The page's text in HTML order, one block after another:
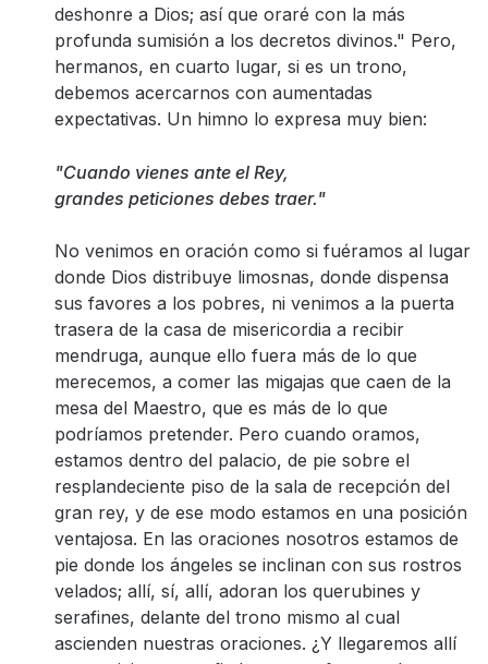
deshonre a Dios; así que oraré con la más
profunda sumisión a los decretos divinos." Pero,
hermanos, en cuarto lugar, si es un trono,
debemos acercarnos con aumentadas
expectativas. Un himno lo expresa muy bien:
"Cuando vienes ante el Rey,
grandes peticiones debes traer."
No venimos en oración como si fuéramos al lugar
donde Dios distribuye limosnas, donde dispensa
sus favores a los pobres, ni venimos a la puerta
trasera de la casa de misericordia a recibir
mendruga, aunque ello fuera más de lo que
merecemos, a comer las migajas que caen de la
mesa del Maestro, que es más de lo que
podríamos pretender. Pero cuando oramos,
estamos dentro del palacio, de pie sobre el
resplandeciente piso de la sala de recepción del
gran rey, y de ese modo estamos en una posición
ventajosa. En las oraciones nosotros estamos de
pie donde los ángeles se inclinan con sus rostros
velados; allí, sí, allí, adoran los querubines y
serafines, delante del trono mismo al cual
ascienden nuestras oraciones. ¿Y llegaremos allí